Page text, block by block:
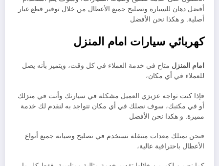
أفضل دهان للسيارة وتصليح جميع الأعطال من خلال توفير قطع غيار
أصلية. و هكذا نحن الأفضل
كهربائي سيارات امام المنزل
امام المنزل متاح في خدمة العملاء في كل وقت، ويتميز بأنه يصل
للعملاء في أي مكان،
فإذا كنت تواجه عزيزي العميل مشكلة في سيارتك وأنت في منزلك
أو في مكتبك، سوف نصلك في أي مكان تتواجد به لنقدم لك خدمة
مميزة. و هكذا نحن الأفضل
فنحن نمتلك معدات متنقلة تستخدم في تصليح وصيانة جميع أنواع
الأعطال باحترافية عالية،